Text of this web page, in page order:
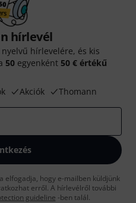
hírlevél
hírlevelére, és kis
50 egyenként 50 € értékű
Akciók Thomann
elfogadja, hogy e-mailben küldjünk
erről. A hírlevélről további
guideline -ben talál.